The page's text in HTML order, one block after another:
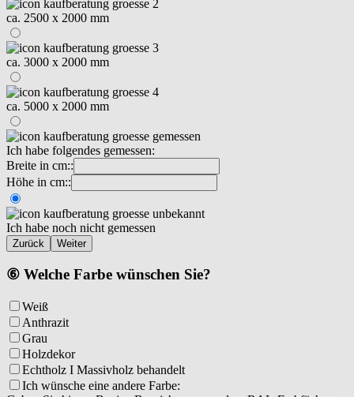
ca. 2500 x 2000 mm
ca. 3000 x 2000 mm
ca. 5000 x 2000 mm
Ich habe folgendes gemessen:
Breite in cm::
Höhe in cm::
Ich habe noch nicht gemessen
Zurück Weiter
⑥ Welche Farbe wünschen Sie?
Weiß
Anthrazit
Grau
Holzdekor
Echtholz I Massivholz behandelt
Ich wünsche eine andere Farbe: